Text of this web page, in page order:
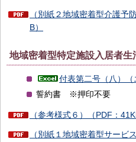
（別紙２地域密着型介護予
B）
地域密着型特定施設入居者生
付表第二号（八）（
誓約書 ※押印不要
（参考様式６）（PDF：
（別紙１地域密着型サービ